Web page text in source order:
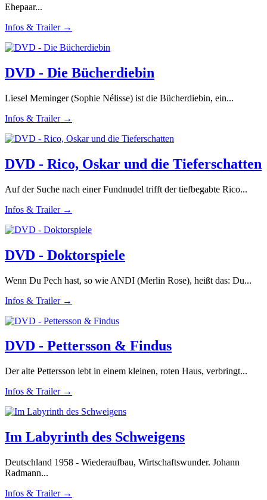
Ehepaar...
Infos & Trailer →
DVD - Die Bücherdiebin
Liesel Meminger (Sophie Nélisse) ist die Bücherdiebin, ein...
Infos & Trailer →
DVD - Rico, Oskar und die Tieferschatten
Auf der Suche nach einer Fundnudel trifft der tiefbegabte Rico...
Infos & Trailer →
DVD - Doktorspiele
Wenn Du Pech hast, so wie ANDI (Merlin Rose), heißt das: Du...
Infos & Trailer →
DVD - Pettersson & Findus
Der alte Pettersson lebt in einem kleinen, roten Haus, verbringt...
Infos & Trailer →
Im Labyrinth des Schweigens
Deutschland 1958 - Wiederaufbau, Wirtschaftswunder. Johann
Radmann...
Infos & Trailer →